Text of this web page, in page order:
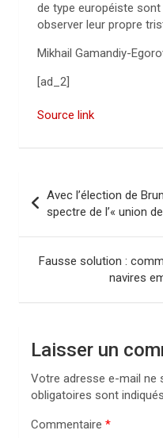
de type européiste
observer leur propre
Mikhail Gamandiy-
[ad_2]
Source link
v
a
Avec l’élection de
spectre de l’« union
Fausse solution :
navires
Laisser un
Votre adresse e-mail ne
obligatoires sont
Commentaire *